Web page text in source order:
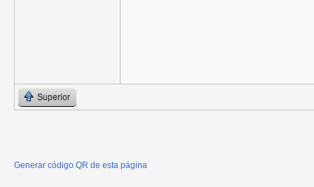
Superior
Generar código QR de esta página